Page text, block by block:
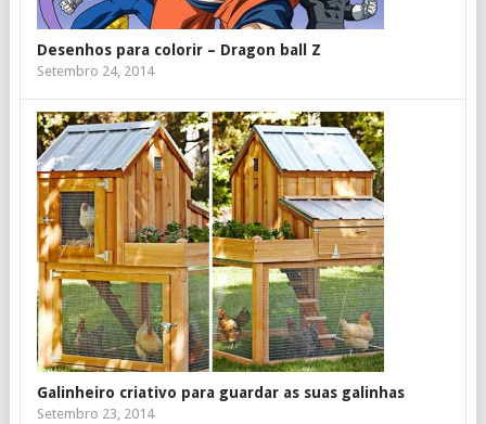
Desenhos para colorir – Dragon ball Z
Setembro 24, 2014
Galinheiro criativo para guardar as suas galinhas
Setembro 23, 2014